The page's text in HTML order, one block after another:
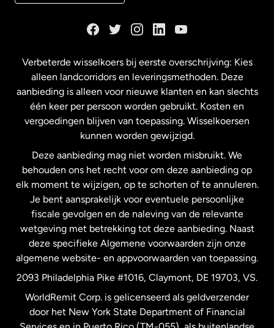
Maleisië
Nederland
Nieuw-Zeeland
Spanje
Verenigd Koninkrijk
Verenigde Staten English
Verenigde Staten Español
Verbeterde wisselkoers bij eerste overschrijving: Kies
alleen landcorridors en leveringsmethoden. Deze
aanbieding is alleen voor nieuwe klanten en kan slechts
één keer per persoon worden gebruikt. Kosten en
vergoedingen blijven van toepassing. Wisselkoersen
kunnen worden gewijzigd.
Deze aanbieding mag niet worden misbruikt. We
behouden ons het recht voor om deze aanbieding op
elk moment te wijzigen, op te schorten of te annuleren.
Je bent aansprakelijk voor eventuele persoonlijke
fiscale gevolgen en de naleving van de relevante
wetgeving met betrekking tot deze aanbieding. Naast
deze specifieke Algemene voorwaarden zijn onze
algemene website- en appvoorwaarden van toepassing.
2093 Philadelphia Pike #1016, Claymont, DE 19703, VS.
WorldRemit Corp. is gelicenseerd als geldverzender
door het New York State Department of Financial